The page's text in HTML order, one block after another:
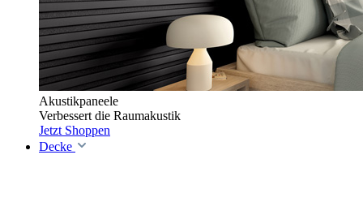
Akustikpaneele
Verbessert die Raumakustik
Jetzt Shoppen
Decke